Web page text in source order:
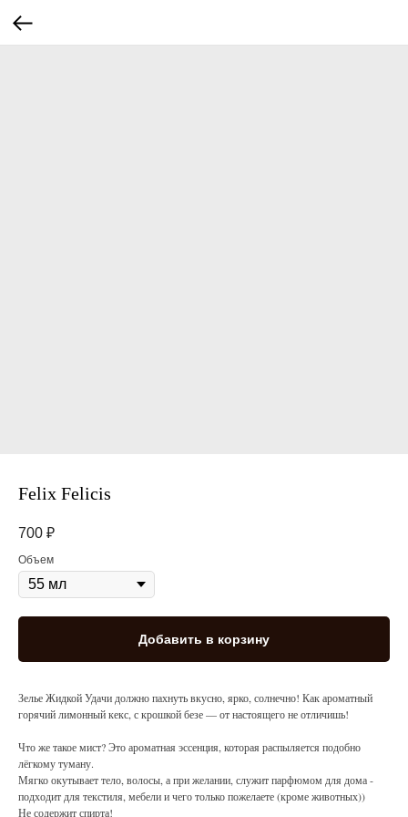
Felix Felicis
700 ₽
Объем
Добавить в корзину
Зелье Жидкой Удачи должно пахнуть вкусно, ярко, солнечно! Как ароматный
горячий лимонный кекс, с крошкой безе — от настоящего не отличишь!
Что же такое мист? Это ароматная эссенция, которая распыляется подобно
лёгкому туману.
Мягко окутывает тело, волосы, а при желании, служит парфюмом для дома -
подходит для текстиля, мебели и чего только пожелаете (кроме животных))
Не содержит спирта!